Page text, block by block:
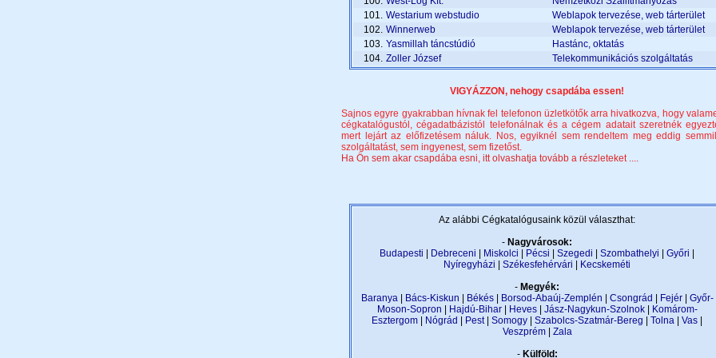
101. Westarium webstudio
Weblapok tervezése, web tárterület
102. Winnerweb
Weblapok tervezése, web tárterület
103. Yasmillah táncstúdió
Hastánc, oktatás
104. Zoller József Telekommunikációs szolgáltatás
VIGYÁZZON, nehogy csapdába essen!
Sajnos egyre gyakrabban hívnak fel telefonon üzletkötők arra hivatkozva, hogy
cégkatalógustól, cégadatbázistól telefonálnak és a cégem adatait szeretnék
mert lejárt az előfizetésem náluk. Nos, egyiknél sem rendeltem meg eddig
szolgáltatást, sem ingyenest, sem fizetőst.
Ha Ön sem akar csapdába esni, itt olvashatja tovább a részleteket ....
Az alábbi Cégkatalógusaink közül választhat:
- Nagyvárosok:
Budapesti
Debreceni Miskolci Pécsi Szegedi Szombathelyi Győri
Nyíregyházi
Székesfehérvári
Kecskeméti
- Megyék:
Baranya| Bács-Kiskun Békés| Borsod-Abaúj-Zemplén Csongrád Fejér| Győr-
Moson-Sopron
Hajdú-Bihar| Heves| Jász-Nagykun-Szolnok|
Komárom-
Esztergom
Nógrád Pest| Somogy Szabolcs-Szatmár-Bereg Tolna Vas
Veszprém| Zala
- Külföld: